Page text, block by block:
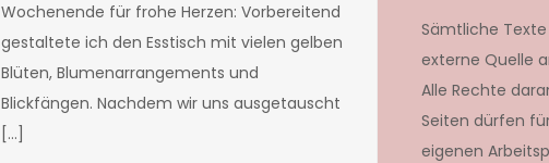
Wochenende für frohe Herzen: Vorbereitend
gestaltete ich den Esstisch mit vielen gelben
Blüten, Blumenarrangements und
Blickfängen. Nachdem wir uns ausgetauscht
[…]
Sämtliche Texte
externe Quelle
Alle Rechte
Seiten dürfen
eigenen